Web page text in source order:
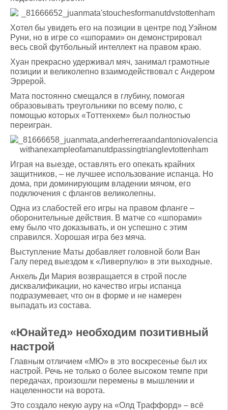
Хотел бы увидеть его на позиции в центре под Уэйном
Руни, но в игре со «шпорами» он демонстрировал
весь свой футбольный интеллект на правом краю.
Хуан прекрасно удерживал мяч, занимал грамотные
позиции и великолепно взаимодействовал с Андером
Эррерой.
Мата постоянно смещался в глубину, помогая
образовывать треугольники по всему полю, с
помощью которых «Тоттенхем» был полностью
переигран.
Играя на выезде, оставлять его опекать крайних
защитников, – не лучшее использование испанца. Но
дома, при доминирующим владении мячом, его
подключения с флангов великолепны.
Одна из слабостей его игры на правом фланге –
оборонительные действия. В матче со «шпорами»
ему было что доказывать, и он успешно с этим
справился. Хорошая игра без мяча.
Выступление Маты добавляет головной боли Ван
Галу перед выездом к «Ливерпулю» в эти выходные.
Анхель Ди Мария возвращается в строй после
дисквалификации, но качество игры испанца
подразумевает, что он в форме и не намерен
выпадать из состава.
«Юнайтед» необходим позитивный
настрой
Главным отличием «МЮ» в это воскресенье был их
настрой. Речь не только о более высоком темпе при
передачах, произошли перемены в мышлении и
нацеленности на ворота.
Это создало некую ауру на «Олд Траффорд» – всё